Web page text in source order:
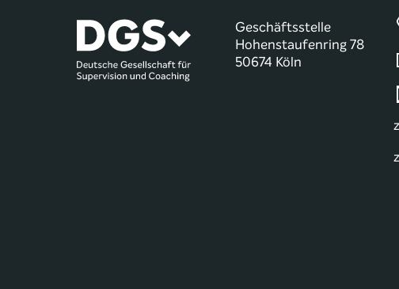
Geschäftsstelle
Hohenstaufenring 78
50674 Köln